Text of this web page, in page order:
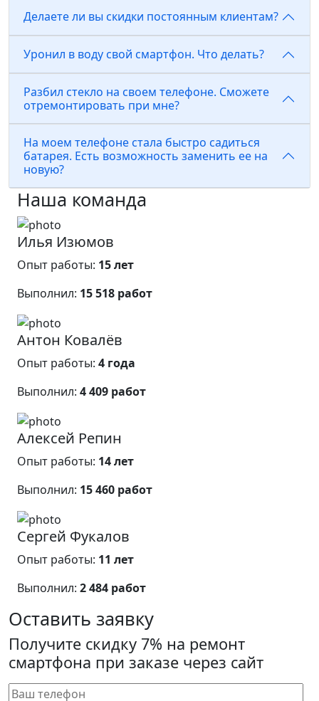
Делаете ли вы скидки постоянным клиентам?
Уронил в воду свой смартфон. Что делать?
Разбил стекло на своем телефоне. Сможете
отремонтировать при мне?
На моем телефоне стала быстро садиться
батарея. Есть возможность заменить ее на
новую?
Наша команда
Илья Изюмов
Опыт работы: 15 лет
Выполнил: 15 518 работ
Антон Ковалёв
Опыт работы: 4 года
Выполнил: 4 409 работ
Алексей Репин
Опыт работы: 14 лет
Выполнил: 15 460 работ
Сергей Фукалов
Опыт работы: 11 лет
Выполнил: 2 484 работ
Оставить заявку
Получите скидку 7% на ремонт
смартфона при заказе через сайт